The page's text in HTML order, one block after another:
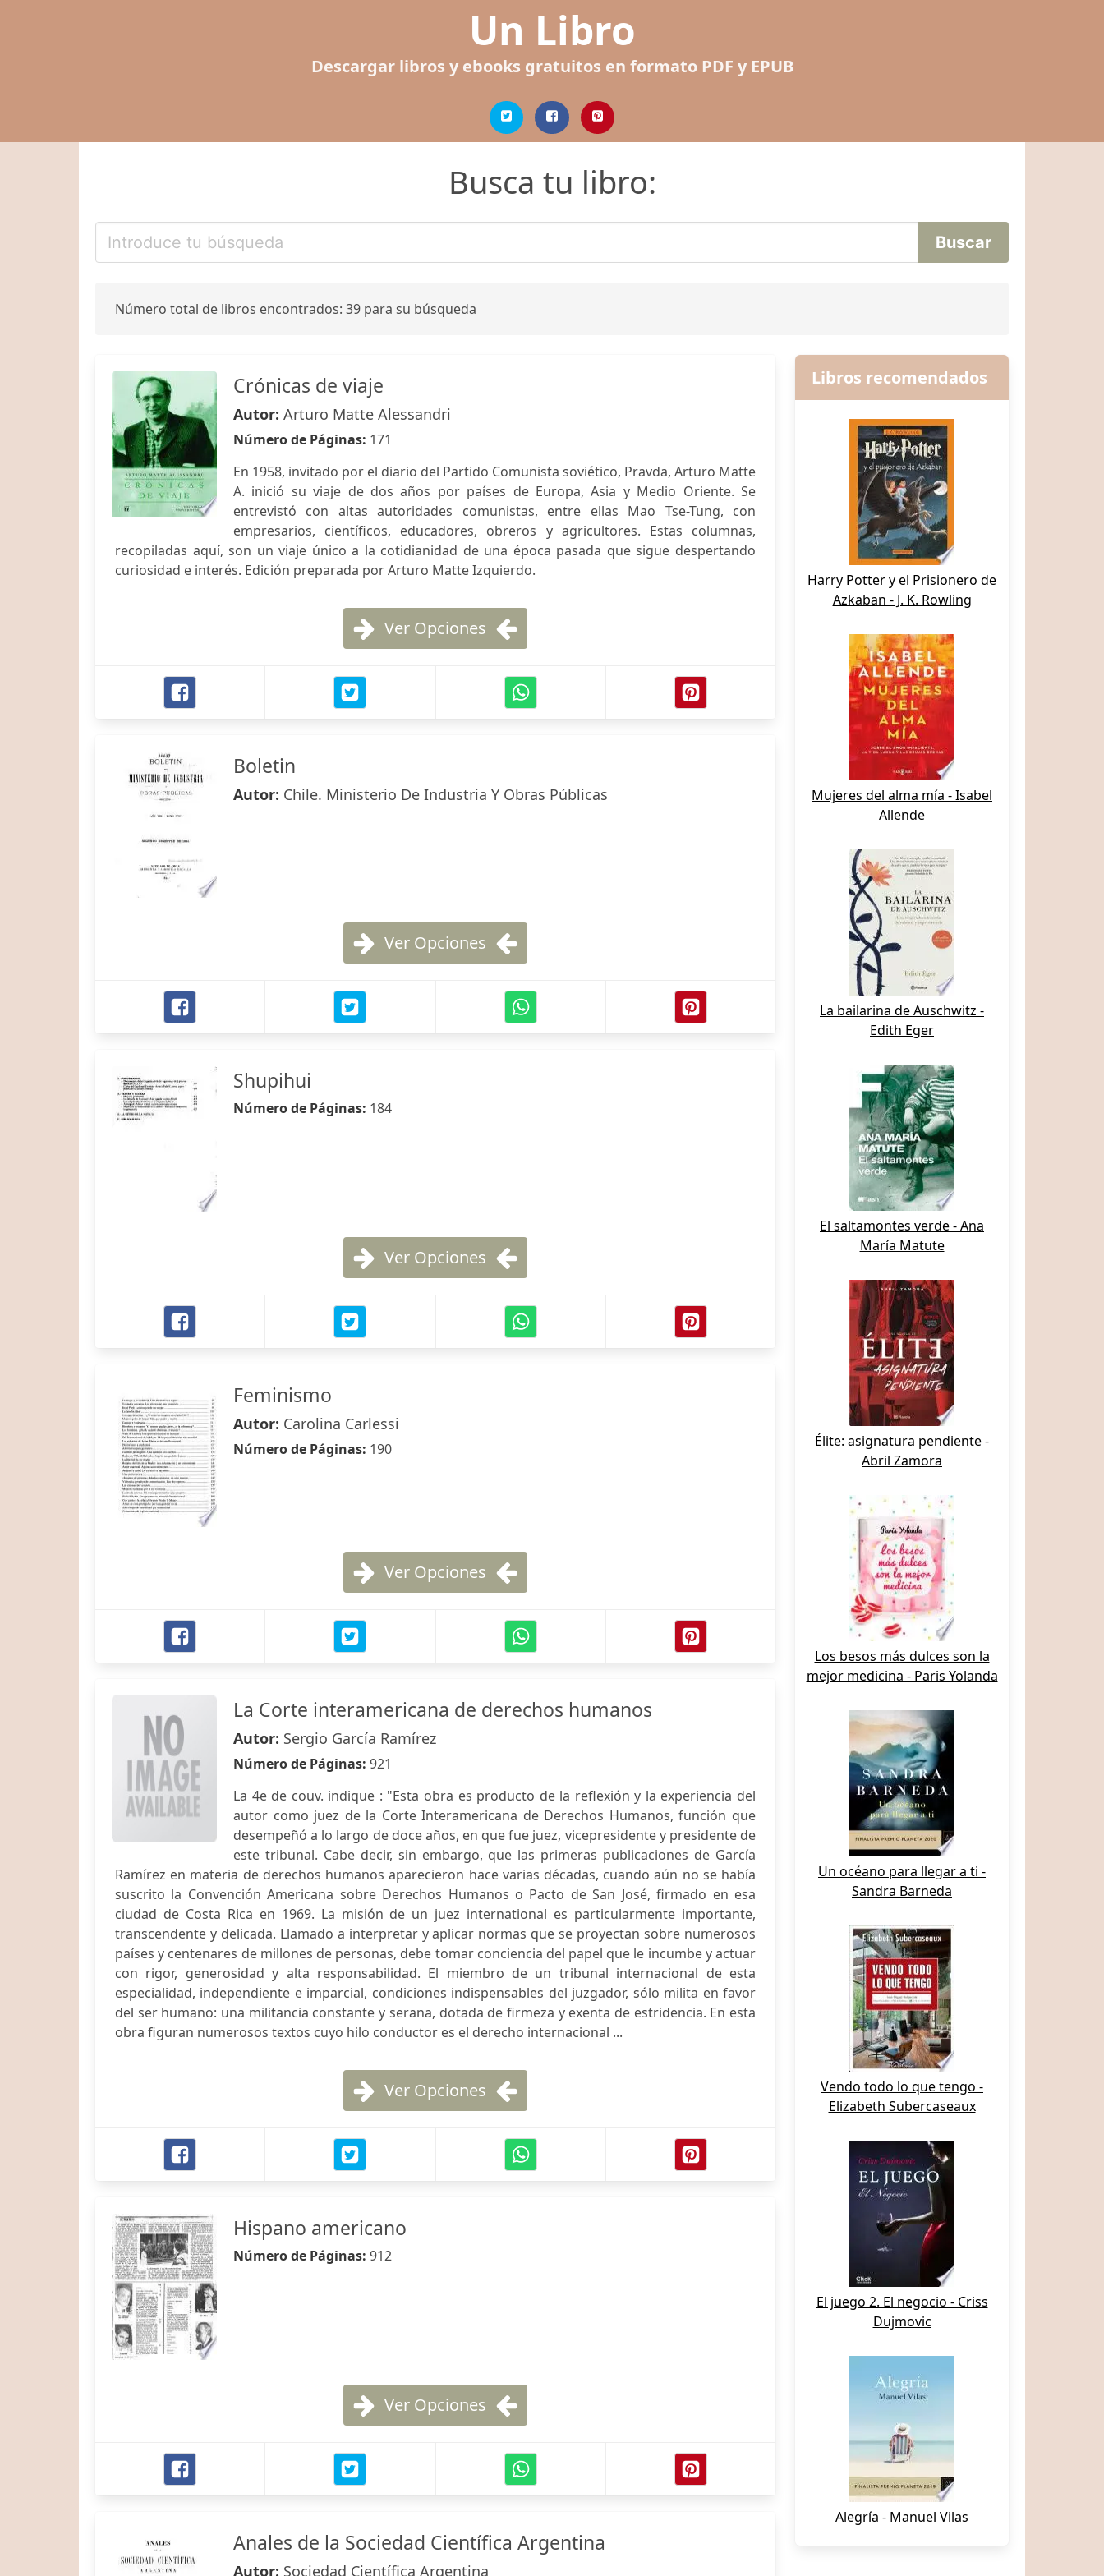
Un Libro
Descargar libros y ebooks gratuitos en formato PDF y EPUB
Busca tu libro:
Número total de libros encontrados: 39 para su búsqueda
Crónicas de viaje
Autor: Arturo Matte Alessandri
Número de Páginas: 171
En 1958, invitado por el diario del Partido Comunista soviético, Pravda, Arturo Matte
A. inició su viaje de dos años por países de Europa, Asia y Medio Oriente. Se
entrevistó con altas autoridades comunistas, entre ellas Mao Tse-Tung, con
empresarios, científicos, educadores, obreros y agricultores. Estas columnas,
recopiladas aquí, son un viaje único a la cotidianidad de una época pasada que sigue despertando
curiosidad e interés. Edición preparada por Arturo Matte Izquierdo.
Ver Opciones
Boletin
Autor: Chile. Ministerio De Industria Y Obras Públicas
Ver Opciones
Shupihui
Número de Páginas: 184
Ver Opciones
Feminismo
Autor: Carolina Carlessi
Número de Páginas: 190
Ver Opciones
La Corte interamericana de derechos humanos
Autor: Sergio García Ramírez
Número de Páginas: 921
La 4e de couv. indique : "Esta obra es producto de la reflexión y la experiencia del
autor como juez de la Corte Interamericana de Derechos Humanos, función que
desempeñó a lo largo de doce años, en que fue juez, vicepresidente y presidente de
este tribunal. Cabe decir, sin embargo, que las primeras publicaciones de García
Ramírez en materia de derechos humanos aparecieron hace varias décadas, cuando aún no se había
suscrito la Convención Americana sobre Derechos Humanos o Pacto de San José, firmado en esa
ciudad de Costa Rica en 1969. La misión de un juez international es particularmente importante,
transcendente y delicada. Llamado a interpretar y aplicar normas que se proyectan sobre numerosos
países y centenares de millones de personas, debe tomar conciencia del papel que le incumbe y actuar
con rigor, generosidad y alta responsabilidad. El miembro de un tribunal internacional de esta
especialidad, independiente e imparcial, condiciones indispensables del juzgador, sólo milita en favor
del ser humano: una militancia constante y serana, dotada de firmeza y exenta de estridencia. En esta
obra figuran numerosos textos cuyo hilo conductor es el derecho internacional ...
Ver Opciones
Hispano americano
Número de Páginas: 912
Ver Opciones
Anales de la Sociedad Científica Argentina
Autor: Sociedad Científica Argentina
Libros recomendados
Harry Potter y el Prisionero de
Azkaban - J. K. Rowling
Mujeres del alma mía - Isabel
Allende
La bailarina de Auschwitz -
Edith Eger
El saltamontes verde - Ana
María Matute
Élite: asignatura pendiente -
Abril Zamora
Los besos más dulces son la
mejor medicina - Paris Yolanda
Un océano para llegar a ti -
Sandra Barneda
Vendo todo lo que tengo -
Elizabeth Subercaseaux
El juego 2. El negocio - Criss
Dujmovic
Alegría - Manuel Vilas